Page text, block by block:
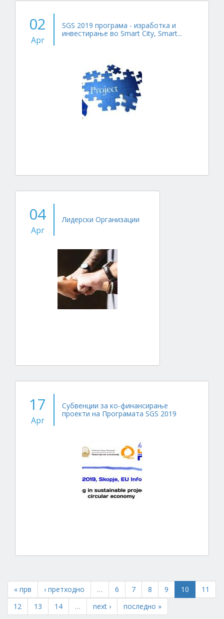
02
Apr
SGS 2019 програма - изработка и
инвестирање во Smart City, Smart...
04
Apr
Лидерски Организации
17
Apr
Субвенции за ко-финансирање
проекти на Програмата SGS 2019
« прв ‹ претходно … 6 7 8 9 10
11
12
13 14 … next › последно »